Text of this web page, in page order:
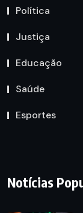
Política
Justiça
Educação
Saúde
Esportes
Notícias